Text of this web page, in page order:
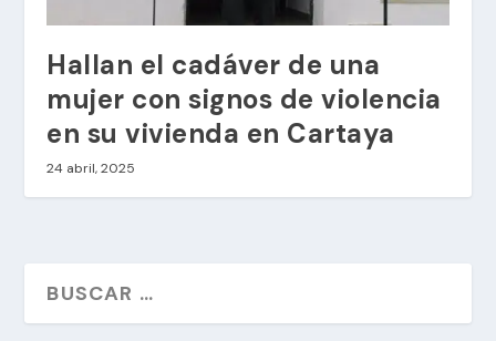
Hallan el cadáver de una
mujer con signos de violencia
en su vivienda en Cartaya
24 abril, 2025